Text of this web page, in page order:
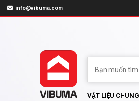
info@vibuma.com
VẬT LIỆU CHUNG